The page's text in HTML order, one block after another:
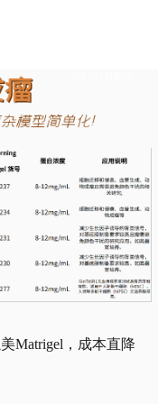
Matrigel，成本直降